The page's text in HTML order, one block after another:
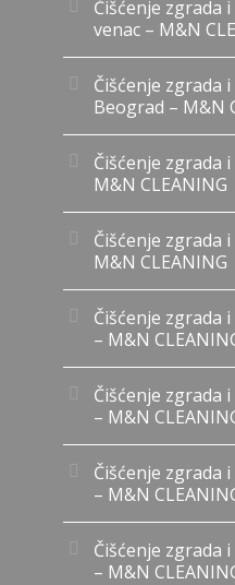
Čišćenje zgrada
venac – M&N
Čišćenje zgrada
Beograd – M&N
Čišćenje zgrada
M&N CLEANING
Čišćenje zgrada
M&N CLEANING
Čišćenje zgrada
– M&N
Čišćenje zgrada
– M&N
Čišćenje zgrada
– M&N
Čišćenje zgrada
– M&N